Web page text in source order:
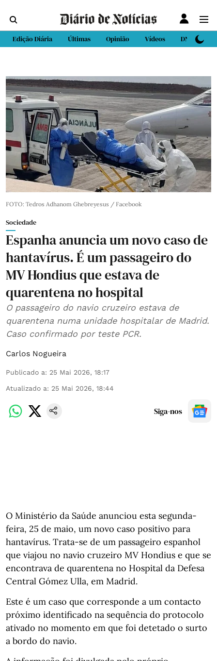
Edição Diária Últimas Opinião Vídeos DN Sport
FOTO: Tedros Adhanom Ghebreyesus / Facebook
Sociedade
Espanha anuncia um novo caso de
hantavírus. É um passageiro do
MV Hondius que estava de
quarentena no hospital
O passageiro do navio cruzeiro estava de
quarentena numa unidade hospitalar de Madrid.
Caso confirmado por teste PCR.
Carlos Nogueira
Publicado a: 25 Mai 2026, 18:17
Atualizado a: 25 Mai 2026, 18:44
Siga-nos
O Ministério da Saúde anunciou esta segunda-
feira, 25 de maio, um novo caso positivo para
hantavírus. Trata-se de um passageiro espanhol
que viajou no navio cruzeiro MV Hondius e que se
encontrava de quarentena no Hospital da Defesa
Central Gómez Ulla, em Madrid.
Este é um caso que corresponde a um contacto
próximo identificado na sequência do protocolo
ativado no momento em que foi detetado o surto
a bordo do navio.